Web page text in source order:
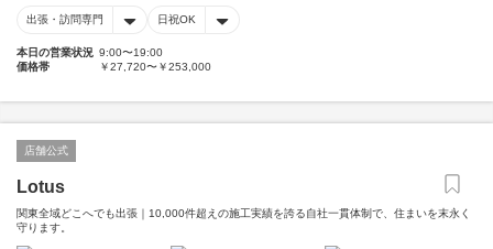
出張・訪問専門 日祝OK
本日の営業状況 9:00〜19:00
価格帯
￥27,720〜￥253,000
店舗公式
Lotus
関東全域どこへでも出張｜10,000件超えの施工実績を誇る自社一貫体制で、住まいを末永く
守ります。